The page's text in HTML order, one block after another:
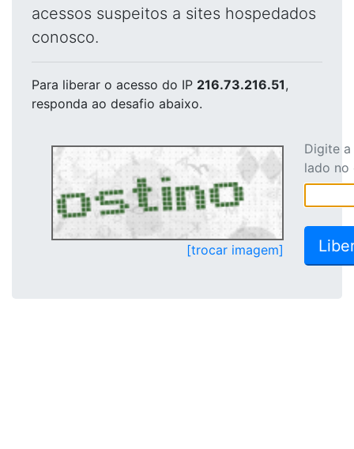
acessos suspeitos a sites hospedados
conosco.
Para liberar o acesso do IP 216.73.216.51,
responda ao desafio abaixo.
[trocar imagem]
Digite
lado no